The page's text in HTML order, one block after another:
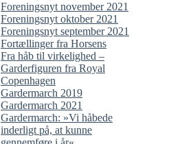
Foreningsnyt november 2021
Foreningsnyt oktober 2021
Foreningsnyt september 2021
Fortællinger fra Horsens
Fra håb til virkelighed –
Garderfiguren fra Royal
Copenhagen
Gardermarch 2019
Gardermarch 2021
Gardermarch: »Vi håbede
inderligt på, at kunne